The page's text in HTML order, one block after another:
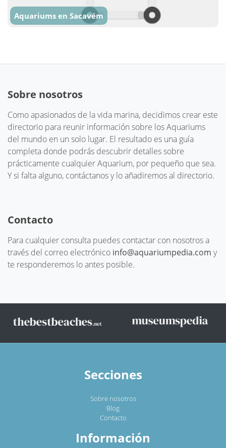
Aquariums en Sacavém
Sobre nosotros
Como apasionados de la vida marina, decidimos crear este
directorio para reunir información sobre los Aquariums
del mundo en un solo lugar. El resultado es una guía
completa donde podrás descubrir detalles sobre
prácticamente cualquier Aquarium, por pequeño que sea.
Y si falta alguno, contáctanos y lo añadiremos al directorio.
Contacto
Para cualquier consulta puedes contactar con nosotros a
través del correo electrónico info@aquariumpedia.com y
te responderemos lo antes posible.
Secciones
Sobre nosotros
Blog
Contacto
Información